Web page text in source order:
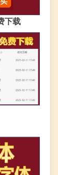
下载